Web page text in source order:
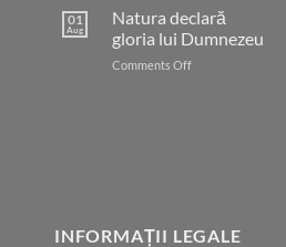
nostru
care
ești
în
01
Aug
Natura declară
gloria lui Dumnezeu
Comments Offon
INFORMAȚII LEGALE